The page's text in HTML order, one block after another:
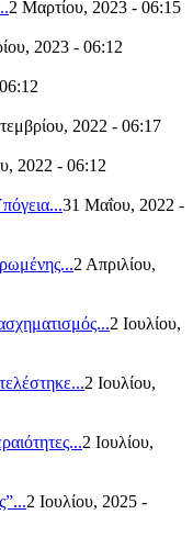
2 Μαρτίου, 2023 - 06:15
2023 - 06:12
2022 - 06:17
2022 - 06:12
31 Μαΐου, 2022 -
2 Απριλίου,
2 Ιουλίου,
2 Ιουλίου,
2 Ιουλίου,
2 Ιουλίου, 2025 -